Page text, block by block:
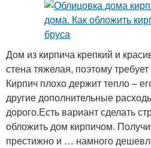
Дом из кирпича крепкий и
стена тяжелая, поэтому
Кирпич плохо держит тепло –
другие дополнительные
дорого.Есть вариант сделать
обложить дом кирпичом.
престижно и … намного